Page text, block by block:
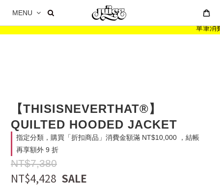
單筆消費
MENU
【THISISNEVERTHAT®】
QUILTED HOODED JACKET
指定分類，購買「折扣商品」消費金額滿 NT$10,000 ，結帳
再享額外 9 折
NT$7,380
NT$4,428